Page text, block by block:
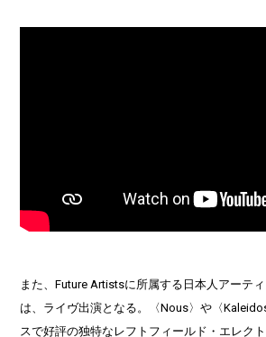
また、Future Artistsに所属する日本人アーテ
は、ライヴ出演となる。〈Nous〉や〈
スで好評の独特なレフトフィールド・エレク